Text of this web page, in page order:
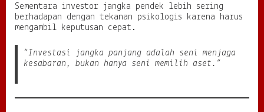
Sementara investor jangka pendek lebih sering
berhadapan dengan tekanan psikologis karena harus
mengambil keputusan cepat.
“Investasi jangka panjang adalah seni menjaga
kesabaran, bukan hanya seni memilih aset.”